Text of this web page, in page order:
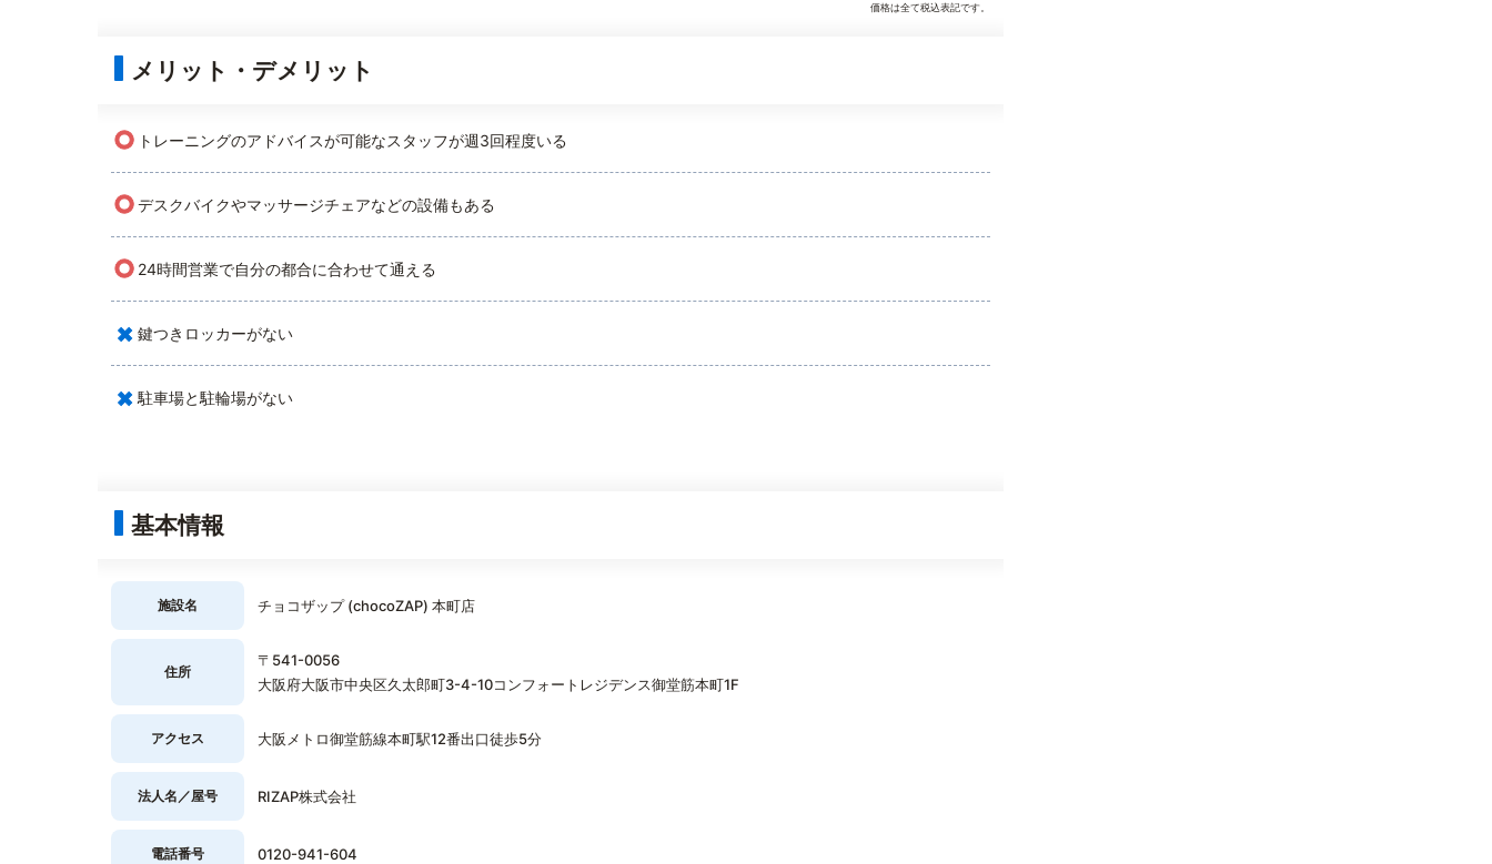
価格は全て税込表記です。
メリット・デメリット
○ トレーニングのアドバイスが可能なスタッフが週3回程度いる
○デスクバイクやマッサージチェアなどの設備もある
○ 24時間営業で自分の都合に合わせて通える
× 鍵つきロッカーがない
× 駐車場と駐輪場がない
基本情報
施設名 チョコザップ (chocoZAP) 本町店
住所
〒541-0056
大阪府大阪市中央区久太郎町3-4-10コンフォートレジデンス御堂筋本町1F
アクセス 大阪メトロ御堂筋線本町駅12番出口徒歩5分
法人名／屋号 RIZAP株式会社
電話番号 0120-941-604